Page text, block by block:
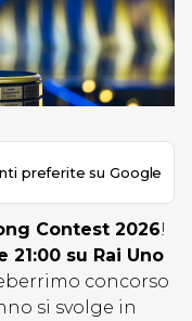
preferite su Google
Contest 2026!
21:00 su Rai Uno
concorso
si svolge in